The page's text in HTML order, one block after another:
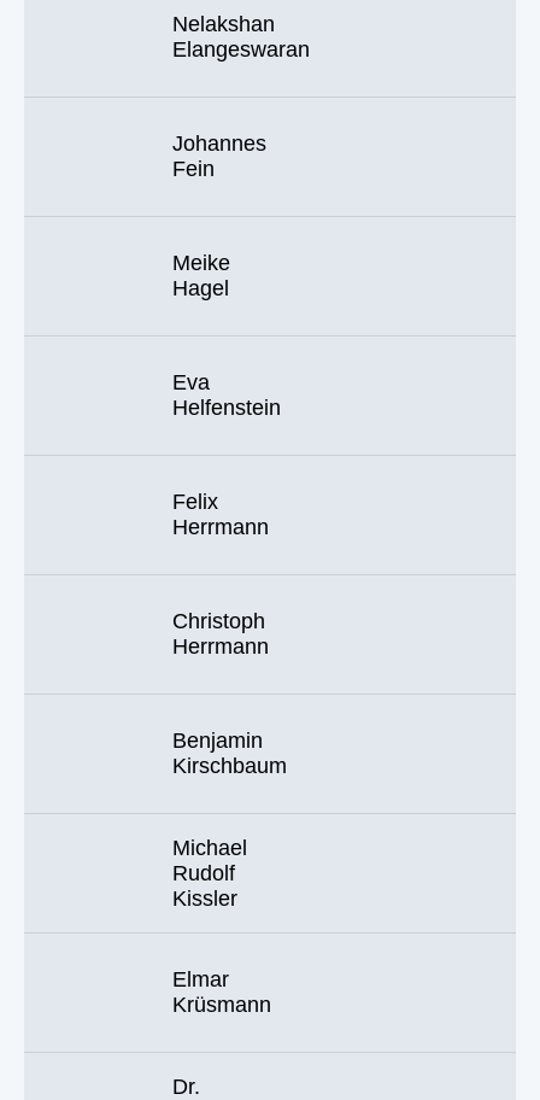
Nelakshan
Elangeswaran
Johannes
Fein
Meike
Hagel
Eva
Helfenstein
Felix
Herrmann
Christoph
Herrmann
Benjamin
Kirschbaum
Michael
Rudolf
Kissler
Elmar
Krüsmann
Dr.